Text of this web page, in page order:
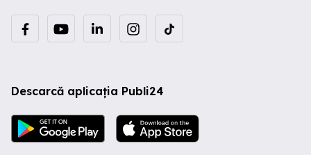
Descarcă aplicația Publi24